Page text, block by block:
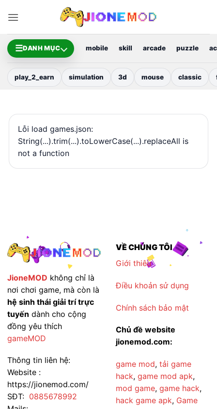
qua
dung
☰DANH MỤC mobile skill arcade puzzle
play_2_earn simulation 3d mouse classic
Lỗi load games.json:
String(...).trim(...).toLowerCase(...).replaceAll is
not a function
JioneMOD không chỉ là
nơi chơi game, mà còn là
hệ sinh thái giải trí trực
tuyến dành cho cộng
đồng yêu thích
gameMOD
Thông tin liên hệ:
Website :
https://jionemod.com/
SĐT: 0885678992
VỀ CHÚNG TÔI
Giới thiêu
Điều khoản sử dụng
Chính sách bảo mật
Chủ đề website
jionemod.com:
game mod, tải game
hack, game mod apk,
mod game, game hack,
hack game apk, Game